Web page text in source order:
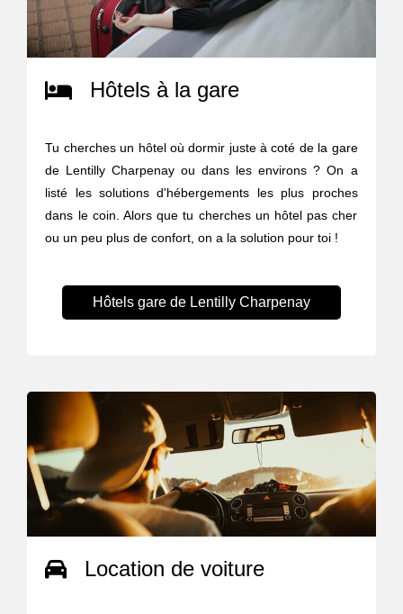
Hôtels à la gare
Tu cherches un hôtel où dormir juste à coté de la gare
de Lentilly Charpenay ou dans les environs ? On a
listé les solutions d'hébergements les plus proches
dans le coin. Alors que tu cherches un hôtel pas cher
ou un peu plus de confort, on a la solution pour toi !
Hôtels gare de Lentilly Charpenay
Location de voiture